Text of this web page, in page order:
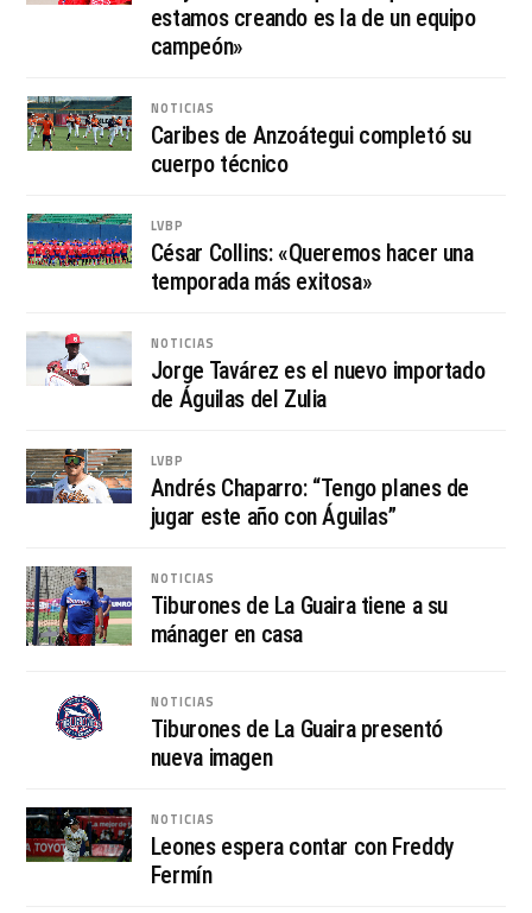
estamos creando es la de un equipo
campeón»
NOTICIAS
Caribes de Anzoátegui completó su
cuerpo técnico
LVBP
César Collins: «Queremos hacer una
temporada más exitosa»
NOTICIAS
Jorge Tavárez es el nuevo importado
de Águilas del Zulia
LVBP
Andrés Chaparro: “Tengo planes de
jugar este año con Águilas”
NOTICIAS
Tiburones de La Guaira tiene a su
mánager en casa
NOTICIAS
Tiburones de La Guaira presentó
nueva imagen
NOTICIAS
Leones espera contar con Freddy
Fermín